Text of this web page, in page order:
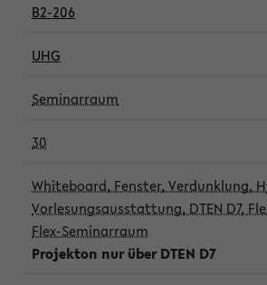
B2-206
UHG
Seminarraum
30
Whiteboard, Fenster, Verdunklung,
Vorlesungsausstattung, DTEN D7,
Flex-Seminarraum
Projekton nur über DTEN D7